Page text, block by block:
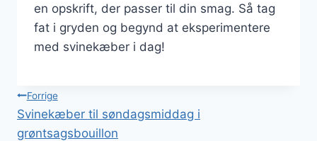
en opskrift, der passer til din smag. Så tag
fat i gryden og begynd at eksperimentere
med svinekæber i dag!
Indlægsnavigation
Forrige
Svinekæber til søndagsmiddag i
grøntsagsbouillon